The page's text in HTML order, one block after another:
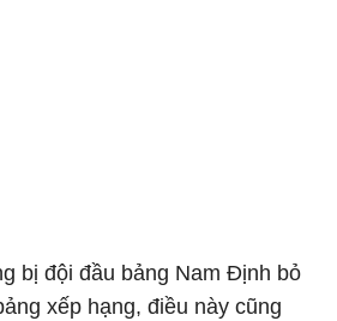
bị đội đầu bảng Nam Định bỏ
xếp hạng, điều này cũng